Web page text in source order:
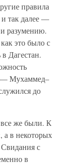
правила
и так далее —
разумению.
это было с
Дагестан.
— Мухаммед–
до
же были. К
а в некоторых
с
в